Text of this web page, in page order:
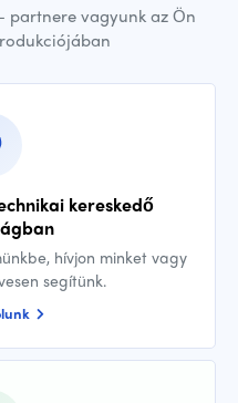
partnere vagyunk az Ön
kereskedő
hívjon minket vagy
segítünk.